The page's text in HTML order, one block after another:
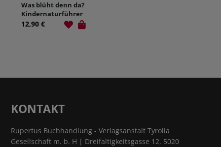
Was blüht denn da?
Kindernaturführer
12,90 €
KONTAKT
Rupertus Buchhandlung - Verlagsanstalt Tyrolia
Gesellschaft m. b. H | Dreifaltigkeitsgasse 12, 5020